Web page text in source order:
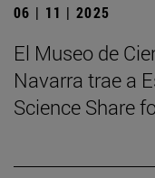
06 | 11 | 2025
El Museo de
Navarra trae a
Science Share